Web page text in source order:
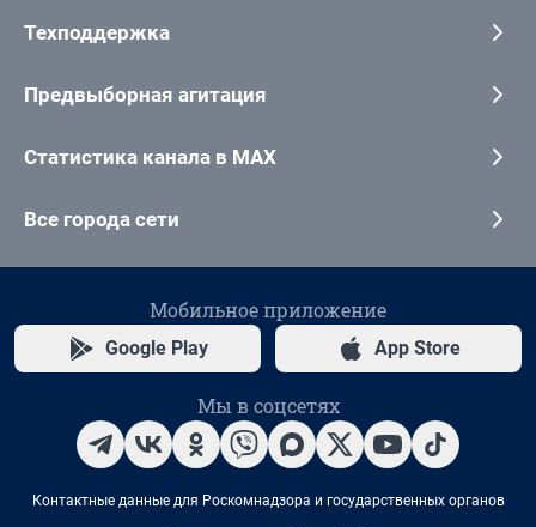
Техподдержка
Предвыборная агитация
Статистика канала в MAX
Все города сети
Мобильное приложение
Google Play App Store
Мы в соцсетях
Контактные данные для Роскомнадзора и государственных органов